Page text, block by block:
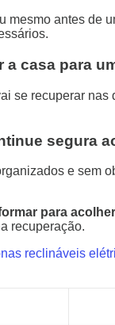
antes
casa para
se recuperar
segura
e sem
para
recuperação.
reclináveis